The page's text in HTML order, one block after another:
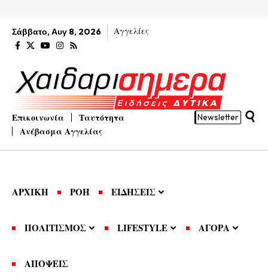
Σάββατο, Αυγ 8, 2026 Αγγελίες
Επικοινωνία
Ταυτότητα
Ανέβασμα Αγγελίας
Newsletter
ΑΡΧΙΚΗ ΡΟΗ ΕΙΔΗΣΕΙΣ
ΠΟΛΙΤΙΣΜΟΣ LIFESTYLE ΑΓΟΡΑ
ΑΠΟΨΕΙΣ